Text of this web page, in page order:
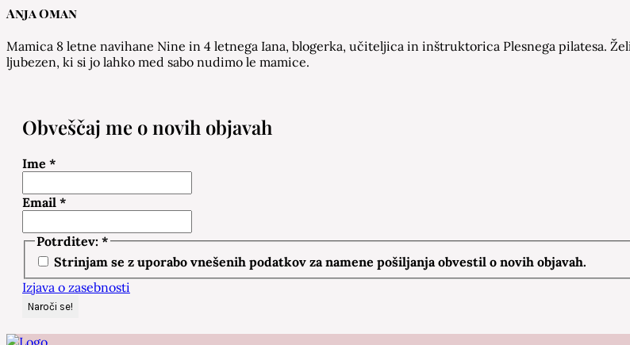
Anja Oman
Mamica 8 letne navihane Nine in 4 letnega Iana, blogerka, učiteljica in inštruktorica Plesnega pilatesa.
ljubezen, ki si jo lahko med sabo nudimo le mamice.
Obveščaj me o novih objavah
Ime *
Email *
Potrditev: *
Strinjam se z uporabo vnešenih podatkov za namene pošiljanja obvestil o novih objavah.
Izjava o zasebnosti